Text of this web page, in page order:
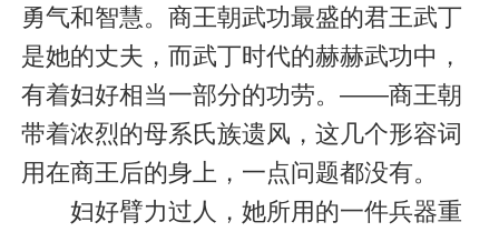
勇气和智慧。商王朝武功最盛的君王武丁
是她的丈夫，而武丁时代的赫赫武功中，
有着妇好相当一部分的功劳。——商王朝
带着浓烈的母系氏族遗风，这几个形容词
用在商王后的身上，一点问题都没有。
妇好臂力过人，她所用的一件兵器重